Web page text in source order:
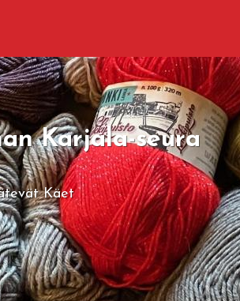
Karjala-seura
Käet